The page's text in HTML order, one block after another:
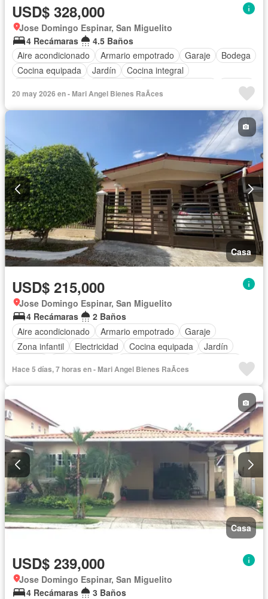
USD$ 328,000
Jose Domingo Espinar, San Miguelito
4 Recámaras
4.5 Baños
Aire acondicionado
Armario empotrado Garaje
Bodega
Cocina equipada
Jardín
Cocina integral
Piscina
Agua
20 may 2026 en - Mari Angel Bienes RaÃ­ces
Casa
USD$ 215,000
Jose Domingo Espinar, San Miguelito
4 Recámaras
2 Baños
Aire acondicionado
Armario empotrado
Garaje
Zona infantil
Electricidad Cocina equipada
Jardín
Piscina
Agua
Hace 5 días, 7 horas en - Mari Angel Bienes RaÃ­ces
Casa
USD$ 239,000
Jose Domingo Espinar, San Miguelito
4 Recámaras
3 Baños